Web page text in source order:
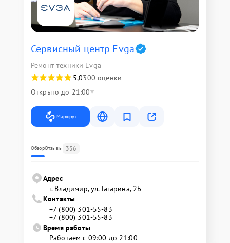
Сервисный центр Evga
Ремонт техники Evga
5,0300 оценки
Открыто до 21:00
Маршрут
ОбзорОтзывы 336
Адрес
г. Владимир, ул. Гагарина, 2Б
Контакты
+7 (800) 301-55-83
+7 (800) 301-55-83
Время работы
Работаем с 09:00 до 21:00